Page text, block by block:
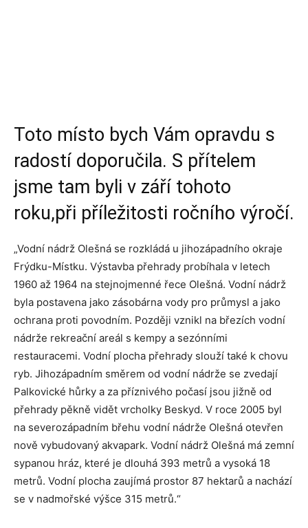
Toto místo bych Vám opravdu s
radostí doporučila. S přítelem
jsme tam byli v září tohoto
roku,při příležitosti ročního výročí.
„Vodní nádrž Olešná se rozkládá u jihozápadního okraje
Frýdku-Místku. Výstavba přehrady probíhala v letech
1960 až 1964 na stejnojmenné řece Olešná. Vodní nádrž
byla postavena jako zásobárna vody pro průmysl a jako
ochrana proti povodním. Později vznikl na březích vodní
nádrže rekreační areál s kempy a sezónními
restauracemi. Vodní plocha přehrady slouží také k chovu
ryb. Jihozápadním směrem od vodní nádrže se zvedají
Palkovické hůrky a za příznivého počasí jsou jižně od
přehrady pěkně vidět vrcholky Beskyd. V roce 2005 byl
na severozápadním břehu vodní nádrže Olešná otevřen
nově vybudovaný akvapark. Vodní nádrž Olešná má zemní
sypanou hráz, které je dlouhá 393 metrů a vysoká 18
metrů. Vodní plocha zaujímá prostor 87 hektarů a nachází
se v nadmořské výšce 315 metrů.“